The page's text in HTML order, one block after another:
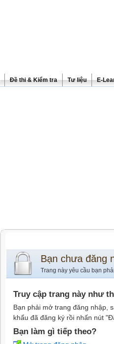
Đề thi & Kiểm tra Tư liệu E-
Bạn chưa đăng
Trang này yêu cầu bạn
Truy cập trang này như
Bạn phải mở trang đăng nhập,
khẩu đã đăng ký rồi nhấn nút
Bạn làm gì tiếp theo?